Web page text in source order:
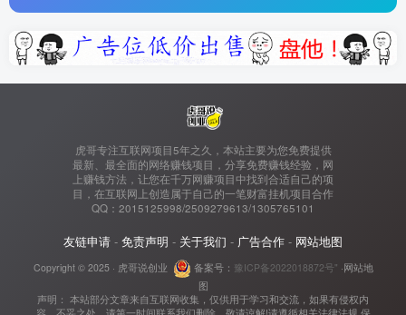
虎哥专注互联网项目5年之久，本站主要为您免费提供
最新、最全面的网络赚钱项目，分享免费赚钱经验，网
上赚钱方法，让您在千万网赚项目中找到合适自己的项
目，在互联网上创造属于自己的一笔财富挂机项目合作
QQ：2015125998/2509279613/1305765101
友链申请 - 免责声明 - 关于我们 - 广告合作 - 网站地图
Copyright © 2025 · 虎哥说创业 备案号： 豫ICP备2022018872号" ·网站地
图
声明： 本站部分文章来自互联网收集，仅供用于学习和交流，如果有侵权内